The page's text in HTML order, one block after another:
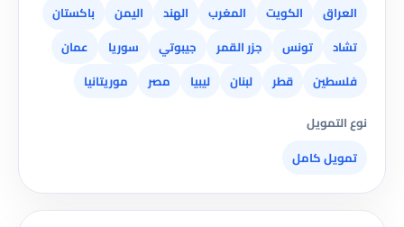
العراق
الكويت المغرب الهند اليمن
باكستان
تشاد
تونس جزر القمر جيبوتي سوريا
عمان
فلسطين
قطر لبنان ليبيا مصر
موريتانيا
نوع التمويل
تمويل كامل